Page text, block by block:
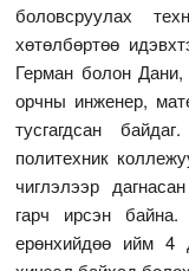
боловсруулах
хөтөлбөртөө
Герман болон
орчны инженер,
тусгагдсан
политехник
чиглэлээр
гарч ирсэн
ерөнхийдөө ийм 4